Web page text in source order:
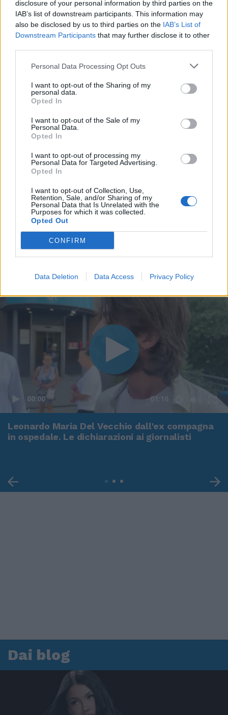
disclosure of your personal information by third parties on the
IAB’s list of downstream participants. This information may
also be disclosed by us to third parties on the IAB’s List of
Downstream Participants that may further disclose it to other
Personal Data Processing Opt Outs
I want to opt-out of the Sharing of my
personal data.
Opted In
I want to opt-out of the Sale of my
Personal Data.
Opted In
I want to opt-out of processing my
Personal Data for Targeted Advertising.
Opted In
I want to opt-out of Collection, Use,
Retention, Sale, and/or Sharing of my
Personal Data that Is Unrelated with the
Purposes for which it was collected.
Opted Out
CONFIRM
Data Deletion Data Access Privacy Policy
00:00 01:16
Leonardo Maria Del Vecchio dall'ex compagna
in ospedale. Le dichiarazioni ai giornalisti
Dai blog